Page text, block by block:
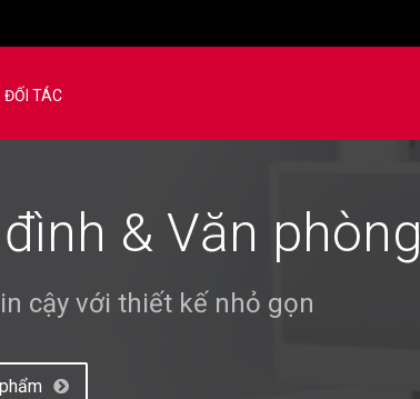
ĐỐI TÁC
& Văn phòng
cậy với thiết kế nhỏ gọn